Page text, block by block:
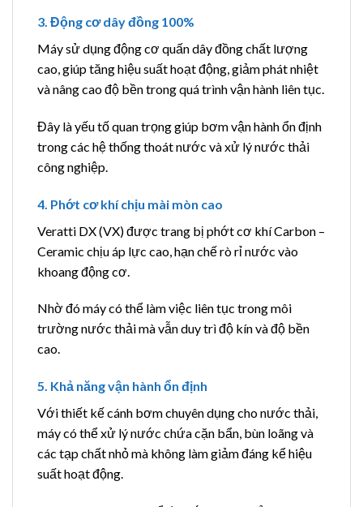
3. Động cơ dây đồng 100%
Máy sử dụng động cơ quấn dây đồng chất lượng
cao, giúp tăng hiệu suất hoạt động, giảm phát nhiệt
và nâng cao độ bền trong quá trình vận hành liên tục.
Đây là yếu tố quan trọng giúp bơm vận hành ổn định
trong các hệ thống thoát nước và xử lý nước thải
công nghiệp.
4. Phớt cơ khí chịu mài mòn cao
Veratti DX (VX) được trang bị phớt cơ khí Carbon –
Ceramic chịu áp lực cao, hạn chế rò rỉ nước vào
khoang động cơ.
Nhờ đó máy có thể làm việc liên tục trong môi
trường nước thải mà vẫn duy trì độ kín và độ bền
cao.
5. Khả năng vận hành ổn định
Với thiết kế cánh bơm chuyên dụng cho nước thải,
máy có thể xử lý nước chứa cặn bẩn, bùn loãng và
các tạp chất nhỏ mà không làm giảm đáng kể hiệu
suất hoạt động.